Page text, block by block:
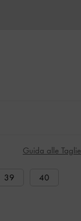
Guida alle Taglie
39 40